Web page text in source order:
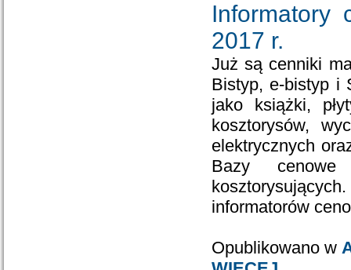
Informatory
2017 r.
Już są cenniki
Bistyp, e-bistyp i
jako książki,
kosztorysów,
elektrycznych
Bazy
informatorów
Opublikowano w